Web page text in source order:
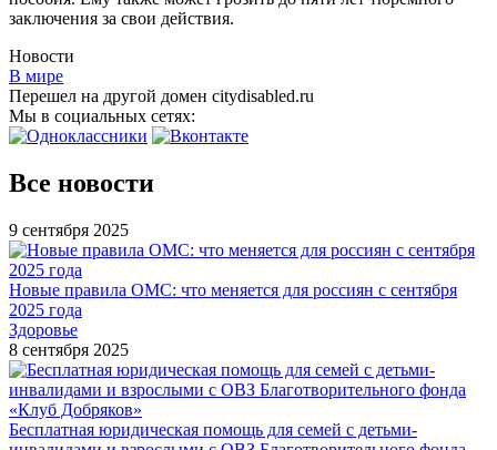
заключения за свои действия.
Новости
В мире
Перешел на другой домен citydisabled.ru
Мы в социальных сетях:
Все новости
9 сентября 2025
Новые правила ОМС: что меняется для россиян с сентября
2025 года
Здоровье
8 сентября 2025
Бесплатная юридическая помощь для семей с детьми-